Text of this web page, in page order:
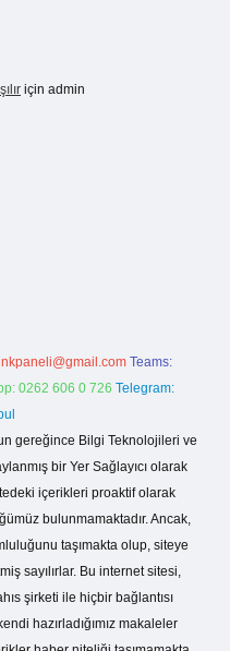
için admin
Teams:
0262 606 0 726 Telegram:
gereğince Bilgi Teknolojileri ve
bir Yer Sağlayıcı olarak
içerikleri proaktif olarak
bulunmamaktadır. Ancak,
taşımakta olup, siteye
sayılırlar. Bu internet sitesi,
şirketi ile hiçbir bağlantısı
hazırladığımız makaleler